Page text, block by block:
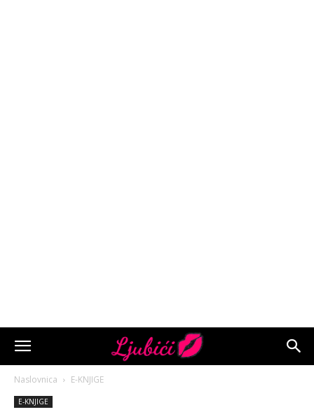
Naslovnica E-KNJIGE
E-KNJIGE